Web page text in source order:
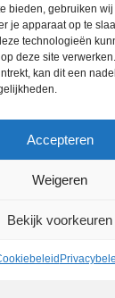
bieden, gebruiken
je apparaat op te
technologieën
deze site
kan dit een
Accepteren
Weigeren
Bekijk voorkeuren
1